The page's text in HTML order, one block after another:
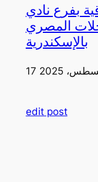
بفرع نادي
المصري
بالإسكندرية
2025
edit post